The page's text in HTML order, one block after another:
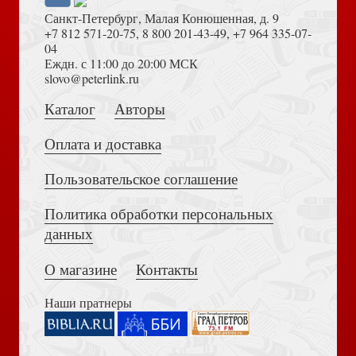
Очерки библейского богословия. Книга 1. Пятикнижие
(2025)
теле». Исследование текста...
Достоевский Ф.М. Сила и правда России (2024)
Толкование на Апокалипсис (Тихоний Африканский)
Санкт-Петербург, Малая Конюшенная, д. 9
+7 812 571-20-75, 8 800 201-43-49, +7 964 335-07-
04
Еждн. с 11:00 до 20:00 МСК
slovo@peterlink.ru
Каталог
Авторы
Оплата и доставка
Пользовательское соглашение
Политика обработки персональных
данных
О магазине
Контакты
Наши пратнеры